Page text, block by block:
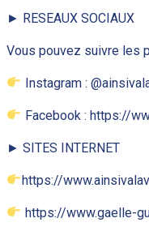
► RESEAUX SOCIAUX
Vous pouvez suivre les
Instagram :
Facebook : https://
► SITES INTERNET
https://
https://www.gaelle-